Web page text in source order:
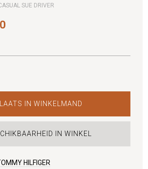
SUE DRIVER
IN WINKELMAND
IN WINKEL
HILFIGER